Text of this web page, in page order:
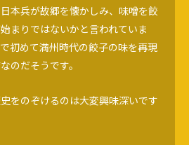
本兵が故郷を懐かしみ、味噌を餃
まりではないかと言われていま
初めて満州時代の餃子の味を再現
のだそうです。
をのぞけるのは大変興味深いです